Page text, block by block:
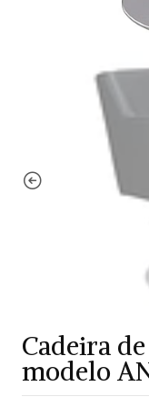
Cadeira
modelo